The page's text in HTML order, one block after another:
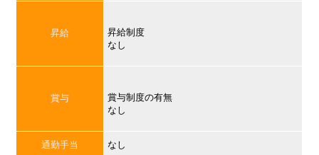
昇給
昇給制度
なし
賞与
賞与制度の有無
なし
通勤手当 なし